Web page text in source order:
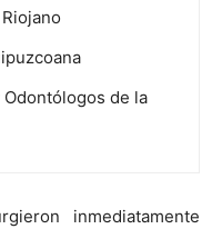
de la
inmediatamente